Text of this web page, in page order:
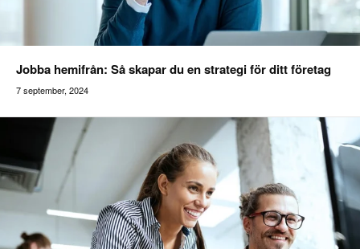
Addilon
Jobba hemifrån: Så skapar du en strategi för ditt företag
7 september, 2024